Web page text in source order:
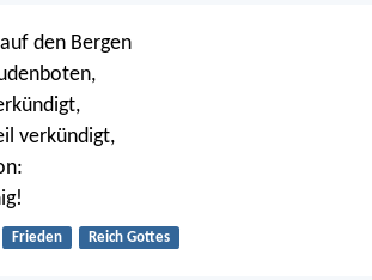
den Bergen
verkündigt,
Frieden Reich Gottes